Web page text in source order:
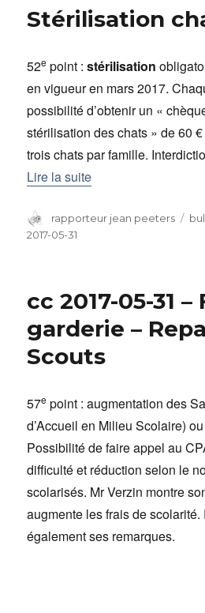
Stérilisation
52e point : stérilisation
en vigueur en mars 2017.
possibilité d’obtenir un «
stérilisation des chats » de 60
trois chats par famille.
Lire la suite
Auteur
rapporteur jean peeters
2017-05-31
cc 2017-05-31 –
garderie –
Scouts
57e point : augmentation des
d’Accueil en Milieu Scolaire)
Possibilité de faire appel au
difficulté et réduction selon le
scolarisés. Mr Verzin montre
augmente les frais de
également ses remarques.